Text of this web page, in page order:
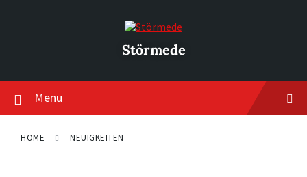
Störmede
Menu
HOME NEUIGKEITEN